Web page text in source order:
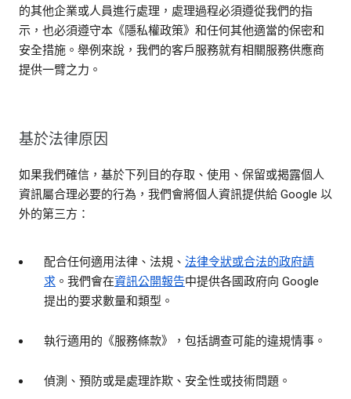
的其他企業或人員進行處理，處理過程必須遵從我們的指
示，也必須遵守本《隱私權政策》和任何其他適當的保密和
安全措施。舉例來說，我們的客戶服務就有相關服務供應商
提供一臂之力。
基於法律原因
如果我們確信，基於下列目的存取、使用、保留或揭露個人
資訊屬合理必要的行為，我們會將個人資訊提供給 Google 以
外的第三方：
配合任何適用法律、法規、 法律令狀或合法的政府請
求 。我們會在資訊公開報告中提供各國政府向 Google
提出的要求數量和類型。
執行適用的《服務條款》，包括調查可能的違規情事。
偵測、預防或是處理詐欺、安全性或技術問題。